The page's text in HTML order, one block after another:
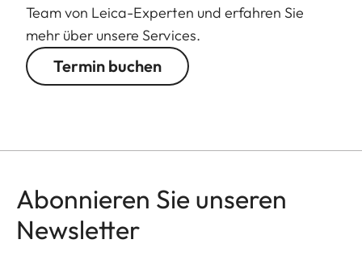
Team von Leica-Experten und erfahren Sie
mehr über unsere Services.
Termin buchen
Abonnieren Sie unseren
Newsletter